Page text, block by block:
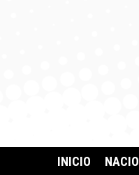
INICIO